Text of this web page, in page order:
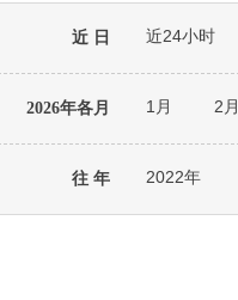
近 日 近24小时
2026年各月 1月 2月
往 年 2022年